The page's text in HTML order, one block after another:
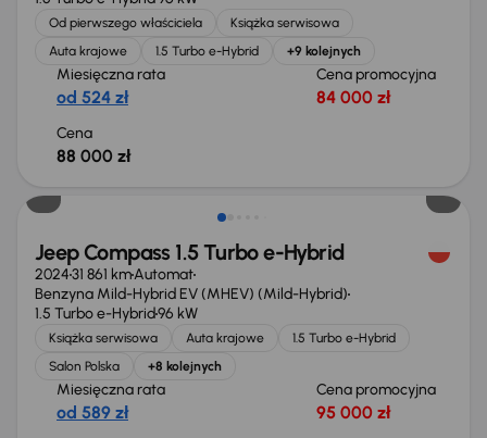
Od pierwszego właściciela
Książka serwisowa
Auta krajowe
1.5 Turbo e-Hybrid +9 kolejnych
Miesięczna rata
od 524 zł
Cena promocyjna
84 000 zł
Cena
88 000 zł
Taniej o 1 000 zł
Jeep Compass 1.5 Turbo e-Hybrid
202431 861 kmAutomat
Benzyna Mild-Hybrid EV (MHEV) (Mild-Hybrid)
1.5 Turbo e-Hybrid96 kW
Książka serwisowa Auta krajowe
1.5 Turbo e-Hybrid
Salon Polska
+8 kolejnych
Miesięczna rata
od 589 zł
Cena promocyjna
95 000 zł